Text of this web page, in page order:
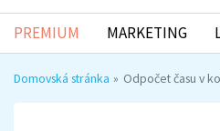
PREMIUM MARKETING
Domovská stránka Odpočet času v